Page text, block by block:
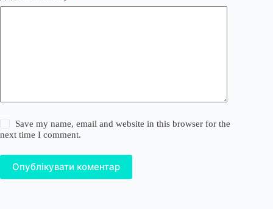
Save my name, email and website in this browser for the
next time I comment.
Опублікувати коментар